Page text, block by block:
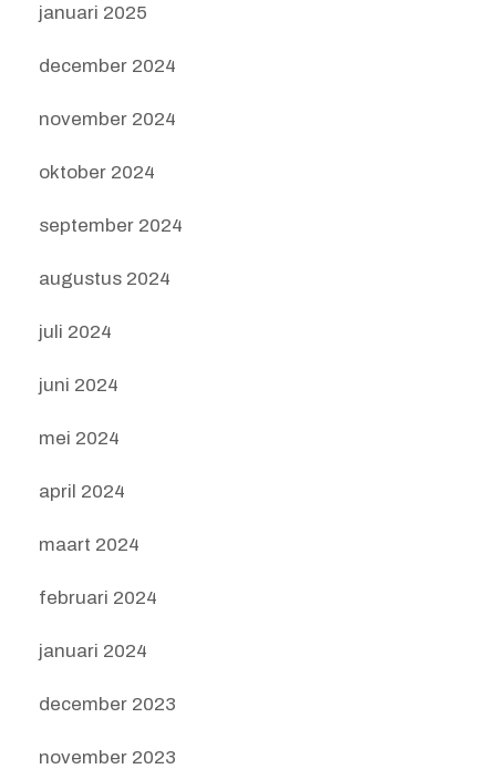
januari 2025
december 2024
november 2024
oktober 2024
september 2024
augustus 2024
juli 2024
juni 2024
mei 2024
april 2024
maart 2024
februari 2024
januari 2024
december 2023
november 2023